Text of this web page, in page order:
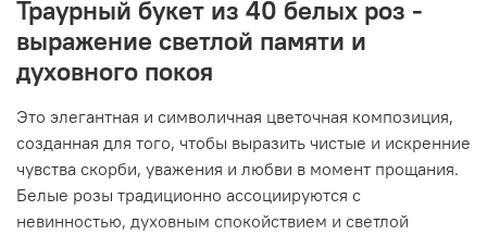
Траурный букет из 40 белых роз -
выражение светлой памяти и
духовного покоя
Это элегантная и символичная цветочная композиция,
созданная для того, чтобы выразить чистые и искренние
чувства скорби, уважения и любви в момент прощания.
Белые розы традиционно ассоциируются с
невинностью, духовным спокойствием и светлой